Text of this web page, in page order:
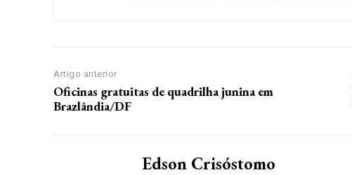
Artigo anterior
Oficinas gratuitas de quadrilha junina em
Brazlândia/DF
Edson Crisóstomo